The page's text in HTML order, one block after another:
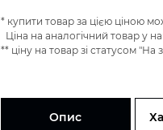
* купити товар за цією ціною
Ціна на аналогічний товар у
** ціну на товар зі статусом
Опис